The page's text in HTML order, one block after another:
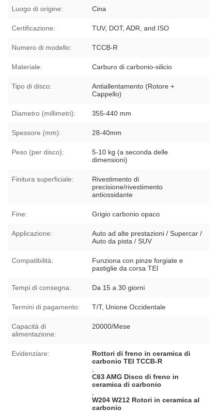
Luogo di origine: Cina
Certificazione: TUV, DOT, ADR, and ISO
Numero di modello: TCCB-R
Materiale: Carburo di carbonio-silicio
Tipo di disco:
Antiallentamento (Rotore +
Cappello)
Diametro (millimetri): 355-440 mm
Spessore (mm): 28-40mm
Peso (per disco):
5-10 kg (a seconda delle
dimensioni)
Finitura superficiale:
Rivestimento di
precisione/rivestimento
antiossidante
Fine: Grigio carbonio opaco
Applicazione:
Auto ad alte prestazioni / Supercar /
Auto da pista / SUV
Compatibilità:
Funziona con pinze forgiate e
pastiglie da corsa TEI
Tempi di consegna: Da 15 a 30 giorni
Termini di pagamento: T/T, Unione Occidentale
Capacità di
alimentazione:
20000/Mese
Evidenziare:
Rottori di freno in ceramica di
carbonio TEI TCCB-R
C63 AMG Disco di freno in
ceramica di carbonio
W204 W212 Rotori in ceramica al
carbonio